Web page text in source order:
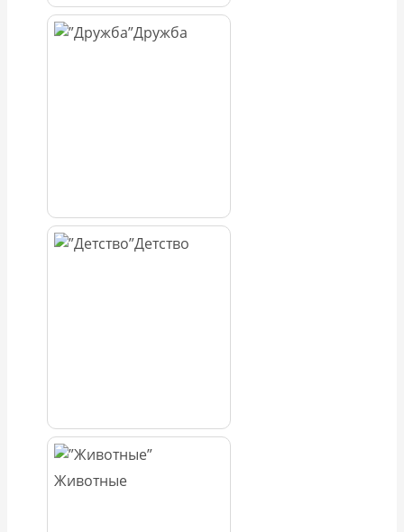
Дружба
Детство
Животные